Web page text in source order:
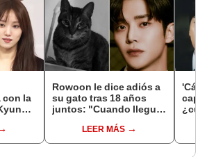
con la
y
Rowoon le dice adiós a
su gato tras 18 años
juntos: "Cuando llegue
encuentro"LEER MÁS